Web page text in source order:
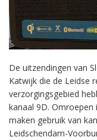
De uitzendingen van
Katwijk die de Leidse
verzorgingsgebied
kanaal 9D. Omroepen
maken gebruik van
Leidschendam-